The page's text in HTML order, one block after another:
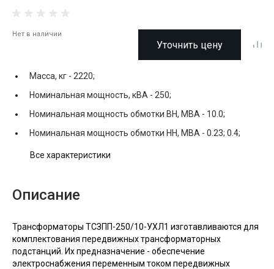
Нет в наличии
Уточнить цену
Масса, кг - 2220;
Номинальная мощность, кВА - 250;
Номинальная мощность обмотки ВН, МВА - 10.0;
Номинальная мощность обмотки НН, МВА - 0.23; 0.4;
Все характеристики
Описание
Трансформаторы ТСЗПП-250/10-УХЛ1 изготавливаются для
комплектования передвижных трансформаторных
подстанций. Их предназначение - обеспечение
электроснабжения переменным током передвижных